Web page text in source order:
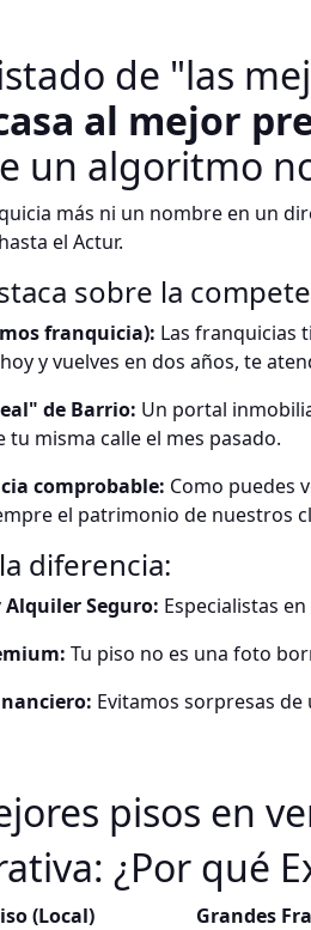
de "las
al mejor
un algoritmo
más ni un nombre en un
el Actur.
sobre la
franquicia): Las franquicias
y vuelves en dos años, te
de Barrio: Un portal
tu misma calle el mes pasado.
comprobable: Como puedes
el patrimonio de nuestros
diferencia:
Alquiler Seguro: Especialistas
Tu piso no es una foto
Evitamos sorpresas
pisos en
¿Por qué
(Local)
Grandes